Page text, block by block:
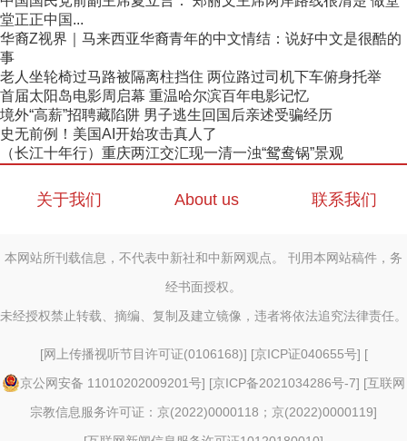
堂正正中国...
华裔Z视界｜马来西亚华裔青年的中文情结：说好中文是很酷的
事
老人坐轮椅过马路被隔离柱挡住 两位路过司机下车俯身托举
首届太阳岛电影周启幕 重温哈尔滨百年电影记忆
境外“高薪”招聘藏陷阱 男子逃生回国后亲述受骗经历
史无前例！美国AI开始攻击真人了
（长江十年行）重庆两江交汇现一清一浊“鸳鸯锅”景观
关于我们 About us 联系我们
本网站所刊载信息，不代表中新社和中新网观点。 刊用本网站稿件，务
经书面授权。
未经授权禁止转载、摘编、复制及建立镜像，违者将依法追究法律责任。
[网上传播视听节目许可证(0106168)] [京ICP证040655号] [
京公网安备 11010202009201号] [京ICP备2021034286号-7] [互联网
宗教信息服务许可证：京(2022)0000118；京(2022)0000119]